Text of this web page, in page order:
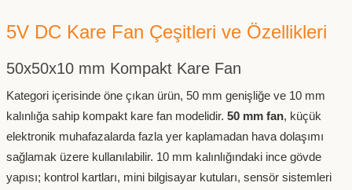
5V DC Kare Fan Çeşitleri ve Özellikleri
50x50x10 mm Kompakt Kare Fan
Kategori içerisinde öne çıkan ürün, 50 mm genişliğe ve 10 mm
kalınlığa sahip kompakt kare fan modelidir. 50 mm fan, küçük
elektronik muhafazalarda fazla yer kaplamadan hava dolaşımı
sağlamak üzere kullanılabilir. 10 mm kalınlığındaki ince gövde
yapısı; kontrol kartları, mini bilgisayar kutuları, sensör sistemleri